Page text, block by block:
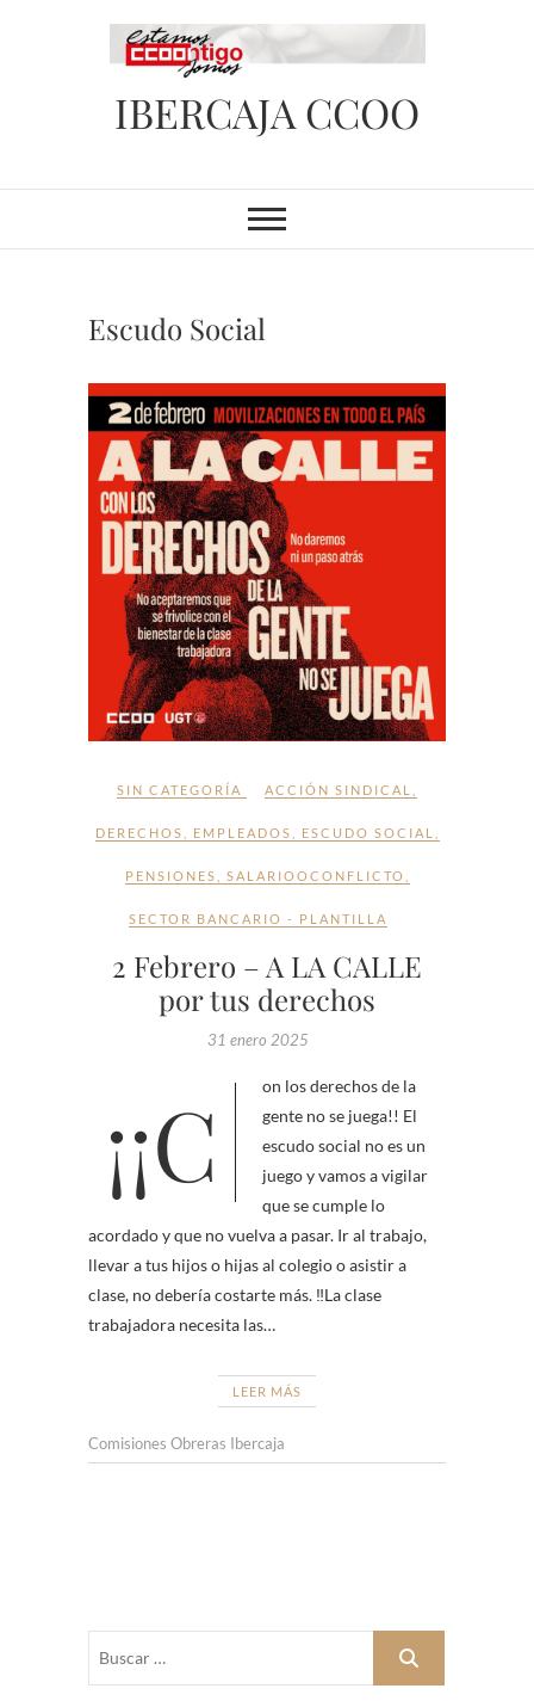
IBERCAJA CCOO
Escudo Social
SIN CATEGORÍA ACCIÓN SINDICAL
DERECHOS EMPLEADOS ESCUDO SOCIAL
PENSIONES SALARIOOCONFLICTO
SECTOR BANCARIO - PLANTILLA
2 Febrero – A LA CALLE
por tus derechos
31 enero 2025
¡¡Con los derechos de la
gente no se juega!! El
escudo social no es un
juego y vamos a vigilar
que se cumple lo
acordado y que no vuelva a pasar. Ir al trabajo,
llevar a tus hijos o hijas al colegio o asistir a
clase, no debería costarte más. ‼La clase
trabajadora necesita las…
LEER MÁS
Comisiones Obreras Ibercaja
Buscar